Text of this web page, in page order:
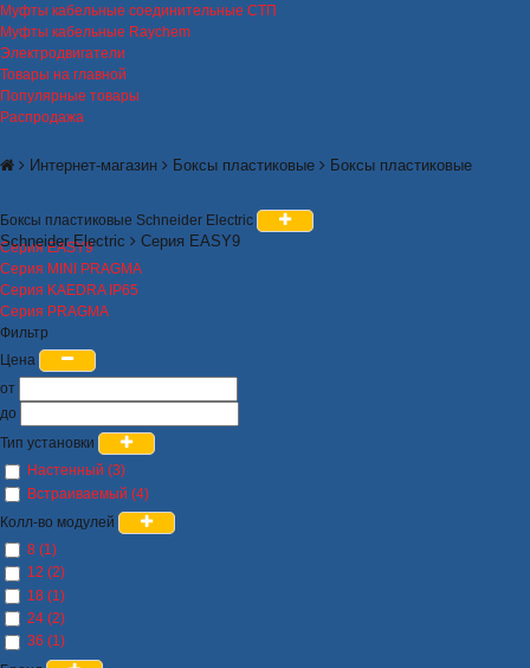
Муфты кабельные соединительные СТП
Муфты кабельные Raychem
Электродвигатели
Товары на главной
Популярные товары
Распродажа
Интернет-магазин Боксы пластиковые Боксы пластиковые
Schneider Electric Серия EASY9
Боксы пластиковые Schneider Electric
Серия EASY9
Серия MINI PRAGMA
Серия KAEDRA IP65
Серия PRAGMA
Фильтр
Цена
от
до
Тип установки
Настенный (3)
Встраиваемый (4)
Колл-во модулей
8 (1)
12 (2)
18 (1)
24 (2)
36 (1)